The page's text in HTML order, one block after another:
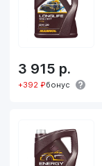
3 915 р.
+392 ₽бонус